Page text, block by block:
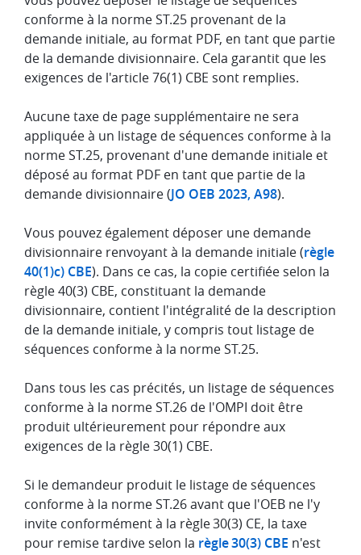
conforme à la norme ST.25 provenant de la
demande initiale, au format PDF, en tant que partie
de la demande divisionnaire. Cela garantit que les
exigences de l'article 76(1) CBE sont remplies.
Aucune taxe de page supplémentaire ne sera
appliquée à un listage de séquences conforme à la
norme ST.25, provenant d'une demande initiale et
déposé au format PDF en tant que partie de la
demande divisionnaire (JO OEB 2023, A98).
Vous pouvez également déposer une demande
divisionnaire renvoyant à la demande initiale (règle
40(1)c) CBE). Dans ce cas, la copie certifiée selon la
règle 40(3) CBE, constituant la demande
divisionnaire, contient l'intégralité de la description
de la demande initiale, y compris tout listage de
séquences conforme à la norme ST.25.
Dans tous les cas précités, un listage de séquences
conforme à la norme ST.26 de l'OMPI doit être
produit ultérieurement pour répondre aux
exigences de la règle 30(1) CBE.
Si le demandeur produit le listage de séquences
conforme à la norme ST.26 avant que l'OEB ne l'y
invite conformément à la règle 30(3) CE, la taxe
pour remise tardive selon la règle 30(3) CBE n'est